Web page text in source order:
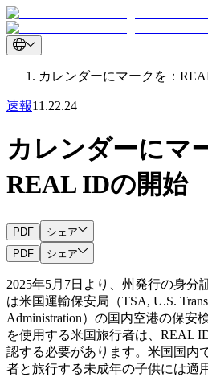
カレンダーにマークを：
速報11.22.24
カレンダーにマ
REAL IDの開始
PDF
シェア
PDF
シェア
2025年5月7日より、州発行の身分
は米国運輸保安局（TSA, U.S.
Administration）の国内空港の保安
を使用する米国旅行者は、REAL
認する必要があります。米国国内
者と旅行する未成年の子供には適